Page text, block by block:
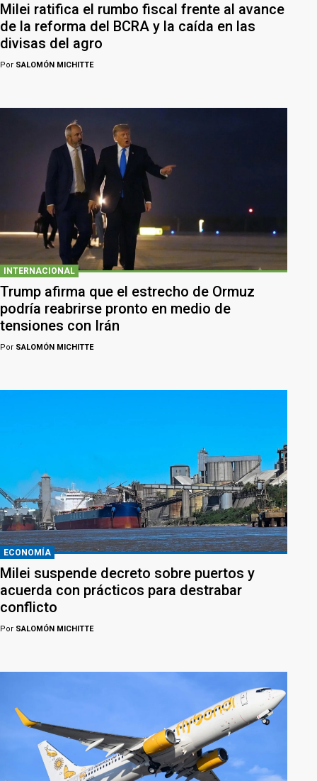
Milei ratifica el rumbo fiscal frente al avance
de la reforma del BCRA y la caída en las
divisas del agro
Por SALOMÓN MICHITTE
INTERNACIONAL
Trump afirma que el estrecho de Ormuz
podría reabrirse pronto en medio de
tensiones con Irán
Por SALOMÓN MICHITTE
ECONOMÍA
Milei suspende decreto sobre puertos y
acuerda con prácticos para destrabar
conflicto
Por SALOMÓN MICHITTE